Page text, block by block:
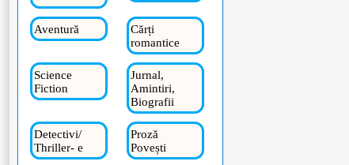
Aventură
Cărți
romantice
Science
Fiction
Jurnal,
Amintiri,
Biografii
Detectivi/
Thriller- e
Proză
Povești